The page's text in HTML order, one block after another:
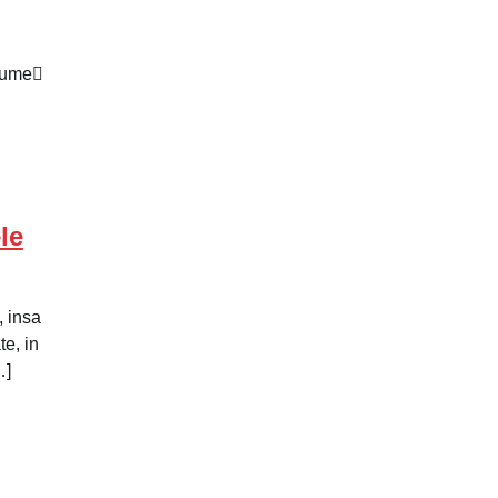
insa
in